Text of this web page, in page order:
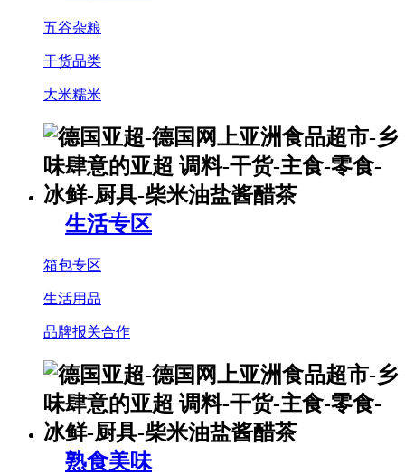
五谷杂粮
干货品类
大米糯米
生活专区
箱包专区
生活用品
品牌报关合作
熟食美味